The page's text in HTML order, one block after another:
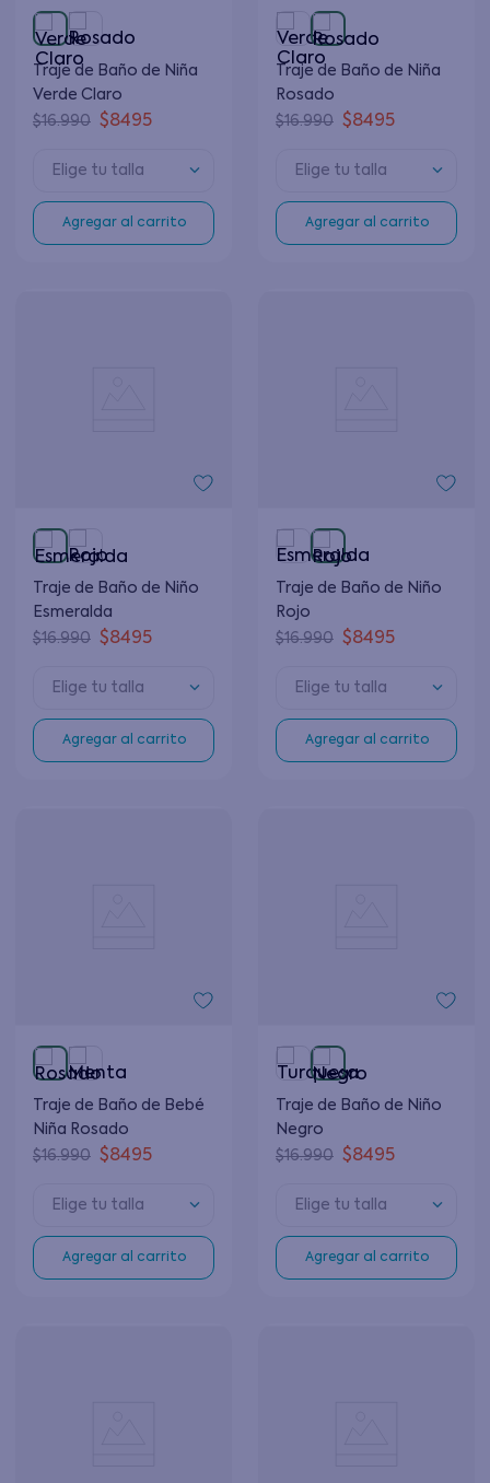
Traje de Baño de Niña
Verde Claro
$16.990 $8495
Elige tu talla
Agregar al carrito
Traje de Baño de Niña
Rosado
$16.990 $8495
Elige tu talla
Agregar al carrito
Traje de Baño de Niño
Esmeralda
$16.990 $8495
Elige tu talla
Agregar al carrito
Traje de Baño de Niño
Rojo
$16.990 $8495
Elige tu talla
Agregar al carrito
Traje de Baño de Bebé
Niña Rosado
$16.990 $8495
Elige tu talla
Agregar al carrito
Traje de Baño de Niño
Negro
$16.990 $8495
Elige tu talla
Agregar al carrito